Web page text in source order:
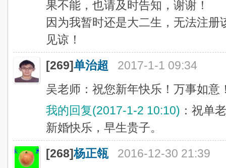
果不能，也请及时告知，谢谢！
因为我暂时还是大二生，无法注
见谅！
[269]单治超
2017-1-1 09:34
吴老师：祝您新年快乐！万事如意
我的回复(2017-1-2 10:10) ：祝单
新婚快乐，早生贵子。
[268]杨正瓴
2016-12-30 21:39